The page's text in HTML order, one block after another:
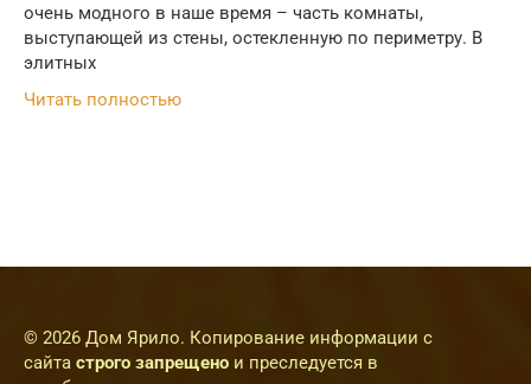
очень модного в наше время – часть комнаты,
выступающей из стены, остекленную по периметру. В
элитных
Читать полностью
© 2026 Дом Ярило. Копирование информации с
сайта строго запрещено и преследуется в